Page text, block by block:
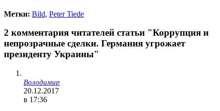
Метки: Bild, Peter Tiede
2 комментария читателей статьи "Коррупция и
непрозрачные cделки. Германия угрожает
президенту Украины"
Володимир
20.12.2017
в 17:36